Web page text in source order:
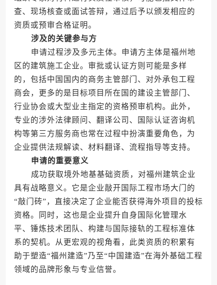
查、现场核查或面试答辩，通过后予以颁发相应的
资质或预审合格证明。
涉及的关键参与方
申请过程涉及多元主体。申请方主体是福州地
区的建筑施工企业。审批或认证方则可能是多样
的，包括中国国内的商务主管部门、对外承包工程
商会，更多的是目标项目所在国的建设主管部门、
行业协会或大型业主指定的资格预审机构。此外，
专业的涉外法律顾问、翻译公司、国际认证咨询机
构等第三方服务商也常在过程中扮演重要角色，为
企业提供法规解读、材料翻译、流程指导等支持。
申请的重要意义
成功获取境外地基基础资质，对福州建筑企业
具有战略意义。它是企业敲开国际工程市场大门的
“敲门砖”，直接决定了企业能否获得海外项目的投标
资格。同时，这也是企业提升自身国际化管理水
平、锤炼技术团队、构建与国际接轨的工程标准体
系的契机。从更宏观的视角看，此类资质的积累有
助于塑造“福州建造”乃至“中国建造”在海外基础工程
领域的品牌形象与专业信誉。